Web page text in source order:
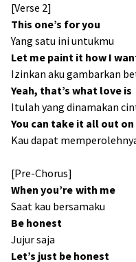
[Verse 2]
This one’s for you
Yang satu ini untukmu
Let me paint it how I
Izinkan aku gambarkan
Yeah, that’s what love is
Itulah yang dinamakan
You can take it all out on
Kau dapat
[Pre-Chorus]
When you’re with me
Saat kau bersamaku
Be honest
Jujur saja
Let’s just be honest